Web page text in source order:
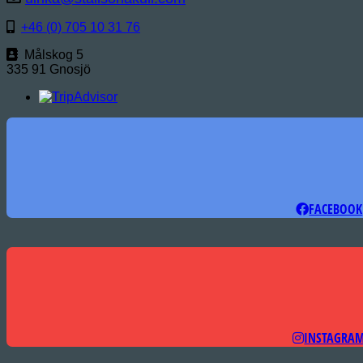
+46 (0) 705 10 31 76
Målskog 5
335 91 Gnosjö
FACEBOOK